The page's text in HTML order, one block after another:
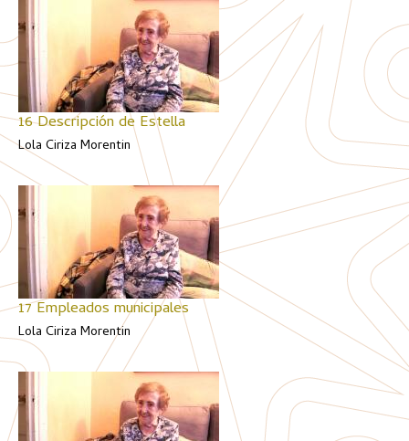
16 Descripción de Estella
Lola Ciriza Morentin
17 Empleados municipales
Lola Ciriza Morentin